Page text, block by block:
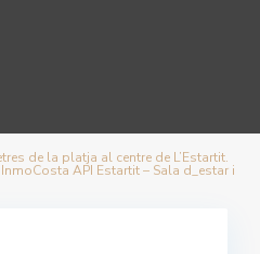
de la platja al centre de L’Estartit.
InmoCosta API Estartit – Sala d_estar i